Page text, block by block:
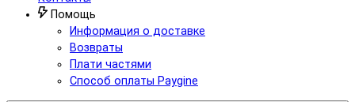
Помощь
Информация о доставке
Возвраты
Плати частями
Способ оплаты Paygine